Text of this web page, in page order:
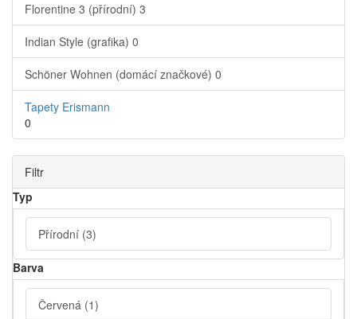
Florentine 3 (přírodní) 3
Indian Style (grafika) 0
Schöner Wohnen (domácí značkové) 0
Tapety Erismann
0
Filtr
Typ
Přírodní (3)
Barva
Červená (1)